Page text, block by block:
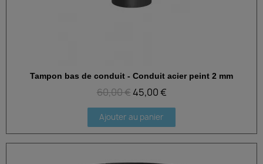
Aperçu rapide
Tampon bas de conduit - Conduit acier peint 2 mm
60,00 € 45,00 €
Ajouter au panier